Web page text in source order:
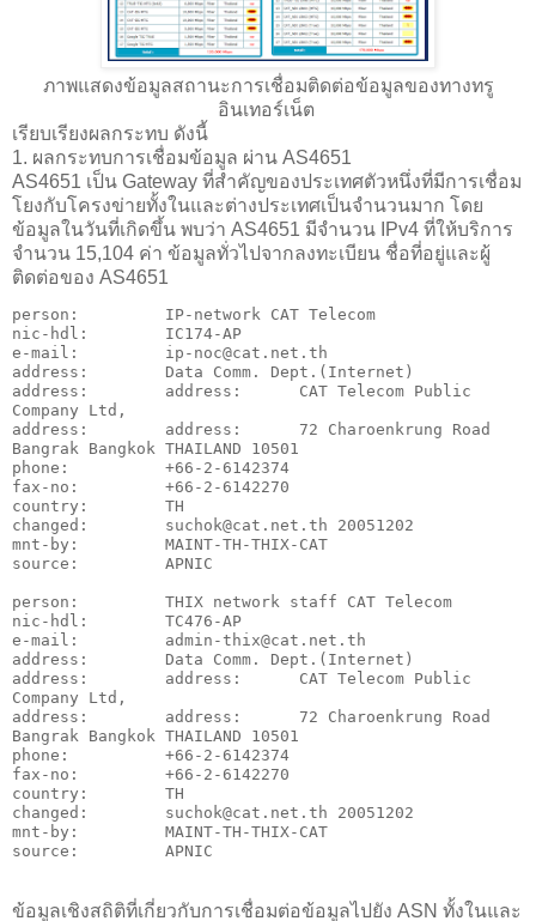
ภาพแสดงข้อมูลสถานะการเชื่อมติดต่อข้อมูลของทางทรู
อินเทอร์เน็ต
เรียบเรียงผลกระทบ ดังนี้
1. ผลกระทบการเชื่อมข้อมูล ผ่าน AS4651
AS4651 เป็น Gateway ที่สำคัญของประเทศตัวหนึ่งที่มีการเชื่อม
โยงกับโครงข่ายทั้งในและต่างประเทศเป็นจำนวนมาก โดย
ข้อมูลในวันที่เกิดขึ้น พบว่า AS4651 มีจำนวน IPv4 ที่ให้บริการ
จำนวน 15,104 ค่า ข้อมูลทั่วไปจากลงทะเบียน ชื่อที่อยู่และผู้
ติดต่อของ AS4651
person:         IP-network CAT Telecom
nic-hdl:        IC174-AP
e-mail:         ip-noc@cat.net.th
address:        Data Comm. Dept.(Internet)
address:        address:      CAT Telecom Public
Company Ltd,
address:        address:      72 Charoenkrung Road
Bangrak Bangkok THAILAND 10501
phone:          +66-2-6142374
fax-no:         +66-2-6142270
country:        TH
changed:        suchok@cat.net.th 20051202
mnt-by:         MAINT-TH-THIX-CAT
source:         APNIC
person:         THIX network staff CAT Telecom
nic-hdl:        TC476-AP
e-mail:         admin-thix@cat.net.th
address:        Data Comm. Dept.(Internet)
address:        address:      CAT Telecom Public
Company Ltd,
address:        address:      72 Charoenkrung Road
Bangrak Bangkok THAILAND 10501
phone:          +66-2-6142374
fax-no:         +66-2-6142270
country:        TH
changed:        suchok@cat.net.th 20051202
mnt-by:         MAINT-TH-THIX-CAT
ข้อมูลเชิงสถิติที่เกี่ยวกับการเชื่อมต่อข้อมูลไปยัง ASN ทั้งในและ